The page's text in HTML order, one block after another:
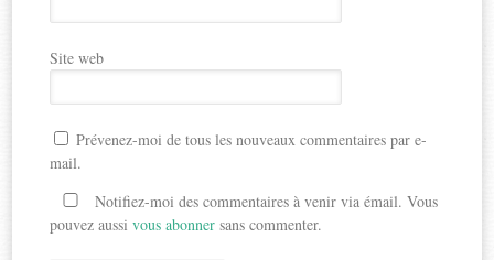
Site web
Prévenez-moi de tous les nouveaux commentaires par e-
mail.
Notifiez-moi des commentaires à venir via émail. Vous
pouvez aussivous abonner sans commenter.